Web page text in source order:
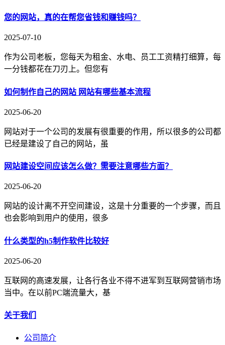
您的网站，真的在帮您省钱和赚钱吗？
2025-07-10
作为公司老板，您每天为租金、水电、员工工资精打细算，每
一分钱都花在刀刃上。但您有
如何制作自己的网站 网站有哪些基本流程
2025-06-20
网站对于一个公司的发展有很重要的作用，所以很多的公司都
已经是建设了自己的网站，虽
网站建设空间应该怎么做？需要注意哪些方面？
2025-06-20
网站的设计离不开空间建设，这是十分重要的一个步骤，而且
也会影响到用户的使用，很多
什么类型的h5制作软件比较好
2025-06-20
互联网的高速发展，让各行各业不得不进军到互联网营销市场
当中。在以前PC端流量大，基
关于我们
公司简介